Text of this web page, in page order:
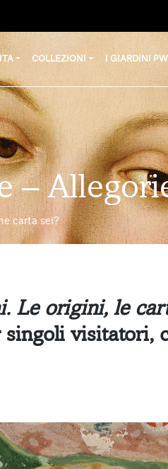
COLLEZIONI I GIARDINI
–
carta sei?
Le origini, le
singoli visitatori,